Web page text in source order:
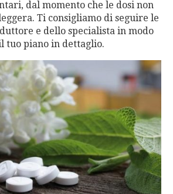
dal momento che le dosi non
Ti consigliamo di seguire le
e dello specialista in modo
tuo piano in dettaglio.